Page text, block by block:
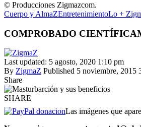
© Producciones Zigmazcom.
Cuerpo y AlmaZEntretenimientoLo +
COMPROBADO
Last updated: 5 agosto, 2020 1:10 pm
By ZigmaZ Published 5 noviembre, 2015
Share
SHARE
Las imágenes que